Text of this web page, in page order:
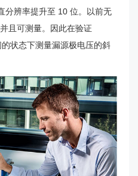
分辨率提升至 10 位。以前无
且可测量。因此在验证
状态下测量漏源极电压的斜